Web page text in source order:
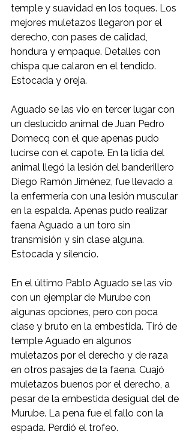
temple y suavidad en los toques. Los
mejores muletazos llegaron por el
derecho, con pases de calidad,
hondura y empaque. Detalles con
chispa que calaron en el tendido.
Estocada y oreja.
Aguado se las vio en tercer lugar con
un deslucido animal de Juan Pedro
Domecq con el que apenas pudo
lucirse con el capote. En la lidia del
animal llegó la lesión del banderillero
Diego Ramón Jiménez, fue llevado a
la enfermería con una lesión muscular
en la espalda. Apenas pudo realizar
faena Aguado a un toro sin
transmisión y sin clase alguna.
Estocada y silencio.
En el último Pablo Aguado se las vio
con un ejemplar de Murube con
algunas opciones, pero con poca
clase y bruto en la embestida. Tiró de
temple Aguado en algunos
muletazos por el derecho y de raza
en otros pasajes de la faena. Cuajó
muletazos buenos por el derecho, a
pesar de la embestida desigual del de
Murube. La pena fue el fallo con la
espada. Perdió el trofeo.